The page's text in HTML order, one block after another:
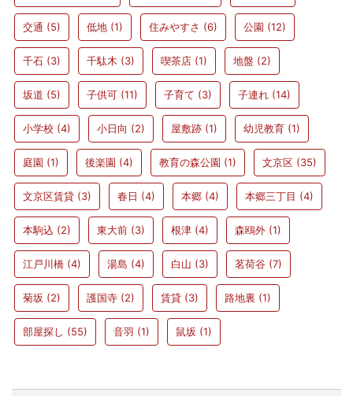
交通 (5) 低地 (1) 住みやすさ (6) 公園 (12)
千石 (3) 千駄木 (3) 喫茶店 (1) 地盤 (2)
坂道 (5) 子供可 (11) 子育て (3) 子連れ (14)
小学校 (4) 小日向 (2) 屋敷跡 (1) 幼児教育 (1)
庭園 (1) 後楽園 (4) 教育の森公園 (1) 文京区 (35)
文京区賃貸 (3) 春日 (4) 本郷 (4) 本郷三丁目 (4)
本駒込 (2) 東大前 (3) 根津 (4) 森鴎外 (1)
江戸川橋 (4) 湯島 (4) 白山 (3) 茗荷谷 (7)
菊坂 (2) 護国寺 (2) 賃貸 (3) 路地裏 (1)
部屋探し (55) 音羽 (1) 鼠坂 (1)